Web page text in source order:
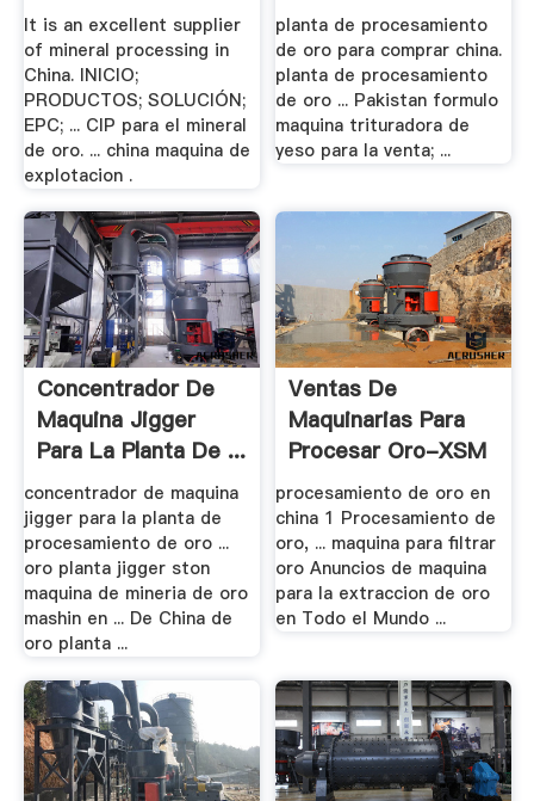
It is an excellent supplier
of mineral processing in
China. INICIO;
PRODUCTOS; SOLUCIÓN;
EPC; ... CIP para el mineral
de oro. ... china maquina de
explotacion .
planta de procesamiento
de oro para comprar china.
planta de procesamiento
de oro ... Pakistan formulo
maquina trituradora de
yeso para la venta; ...
Concentrador De
Maquina Jigger
Para La Planta De ...
concentrador de maquina
jigger para la planta de
procesamiento de oro ...
oro planta jigger ston
maquina de mineria de oro
mashin en ... De China de
oro planta ...
Ventas De
Maquinarias Para
Procesar Oro-XSM
.
procesamiento de oro en
china 1 Procesamiento de
oro, ... maquina para filtrar
oro Anuncios de maquina
para la extraccion de oro
en Todo el Mundo ...